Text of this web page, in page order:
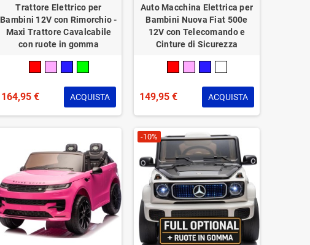
Trattore Elettrico per
Bambini 12V con Rimorchio -
Maxi Trattore Cavalcabile
con ruote in gomma
164,95 € ACQUISTA
Auto Macchina Elettrica per
Bambini Nuova Fiat 500e
12V con Telecomando e
Cinture di Sicurezza
149,95 € ACQUISTA
-10%